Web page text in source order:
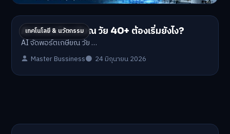
เทคโนโลยี & นวัตกรรม
AI จัดพอร์ตเกษียณ วัย 40+ ต้องเริ่มยังไง?
AI จัดพอร์ตเกษียณ วัย …
Master Bussiness 24 มิถุนายน 2026